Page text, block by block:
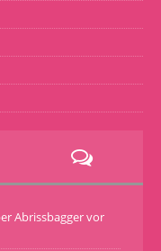
Abrissbagger vor